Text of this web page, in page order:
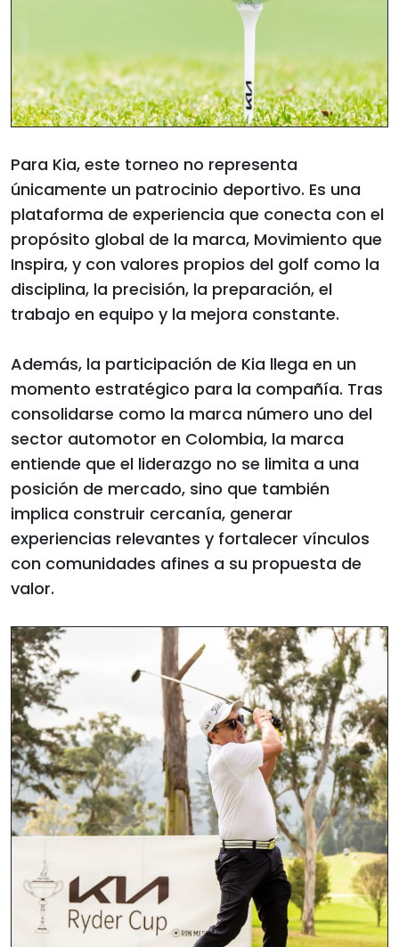
Para Kia, este torneo no representa
únicamente un patrocinio deportivo. Es una
plataforma de experiencia que conecta con el
propósito global de la marca, Movimiento que
Inspira, y con valores propios del golf como la
disciplina, la precisión, la preparación, el
trabajo en equipo y la mejora constante.
Además, la participación de Kia llega en un
momento estratégico para la compañía. Tras
consolidarse como la marca número uno del
sector automotor en Colombia, la marca
entiende que el liderazgo no se limita a una
posición de mercado, sino que también
implica construir cercanía, generar
experiencias relevantes y fortalecer vínculos
con comunidades afines a su propuesta de
valor.